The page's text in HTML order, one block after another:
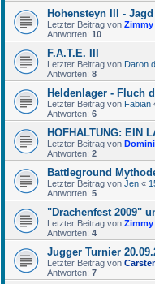
Hohensteyn III -
Letzter Beitrag von Zimmy
Antworten: 10
F.A.T.E. III
Letzter Beitrag von Daron
Antworten: 8
Heldenlager - Fluch
Letzter Beitrag von Fabian
Antworten: 6
HOFHALTUNG: EIN
Letzter Beitrag von
Antworten: 2
Battleground
Letzter Beitrag von Jen «
Antworten: 5
"Drachenfest 2009"
Letzter Beitrag von Zimmy
Antworten: 4
Jugger Turnier
Letzter Beitrag von
Antworten: 7